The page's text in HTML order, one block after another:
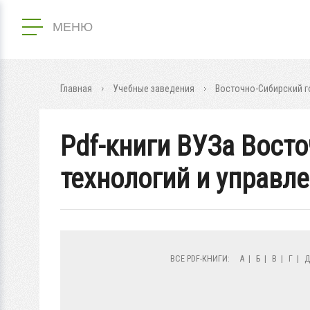
МЕНЮ
Главная Учебные заведения Восточно-Сибирский
Pdf-книги ВУЗа
технологий и
ВСЕ PDF-КНИГИ: А | Б | В | Г |